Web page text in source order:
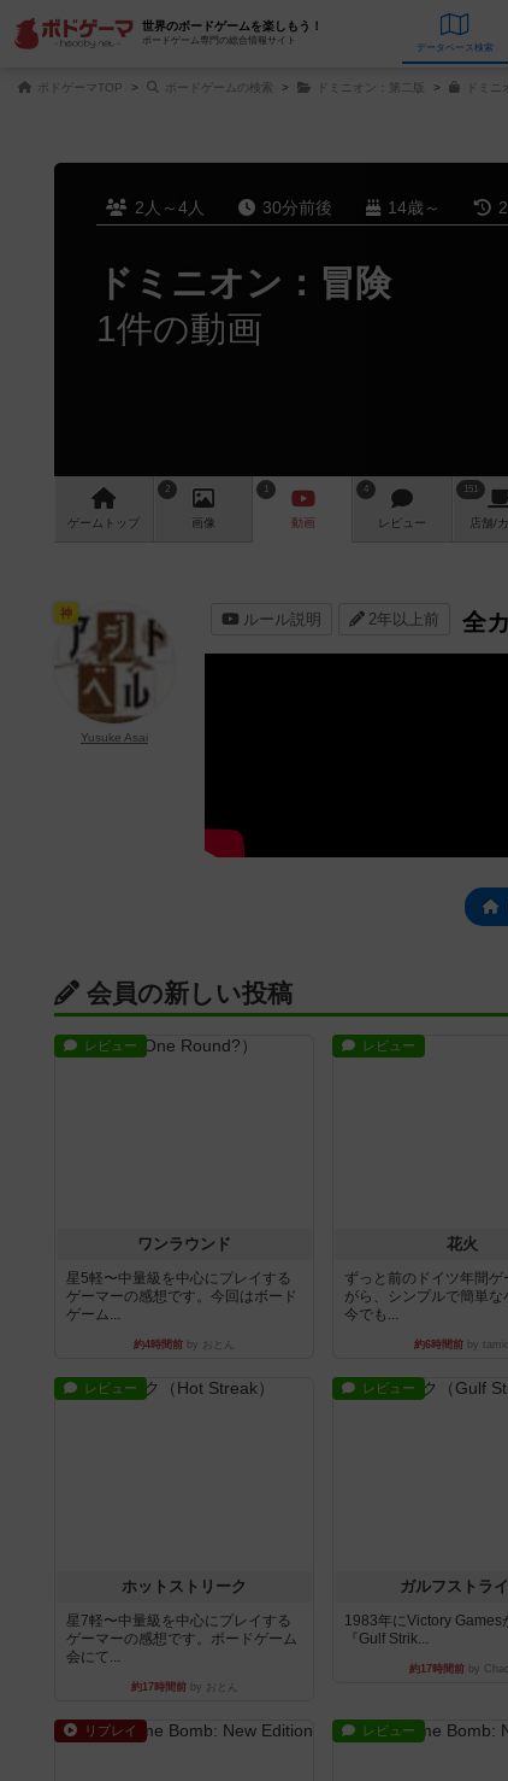
世界のボードゲームを楽しもう！
ボードゲーム専門の総合情報サイト
データベ
ボドゲーマTOP ボードゲームの検索 ドミニオン：第二版 ドミニ
2人～4人 30分前後 14歳～
ドミニオン：冒険
1件の動画
ゲーム トップ
2
画像
1
動画
4
レビュー
151
店舗/
ルール説明 2年以上前 全
神
Yusuke Asai
会員の新しい投稿
レビュー
ワンラウンド
星5軽〜中量級を中心にプレイする
ゲーマーの感想です。今回はボード
ゲーム...
約4時間前 by おとん
レビュー
花火
ずっと前のドイツ年間ゲ
がら、シンプルで簡単な
今でも...
約6時間前 by tamio
レビュー
ホットストリーク
星7軽〜中量級を中心にプレイする
ゲーマーの感想です。ボードゲーム
会にて...
約17時間前by おとん
レビュー
ガルフストラ
1983年にVictory Games
『Gulf Strik...
約17時間前by
リプレイ レビュー